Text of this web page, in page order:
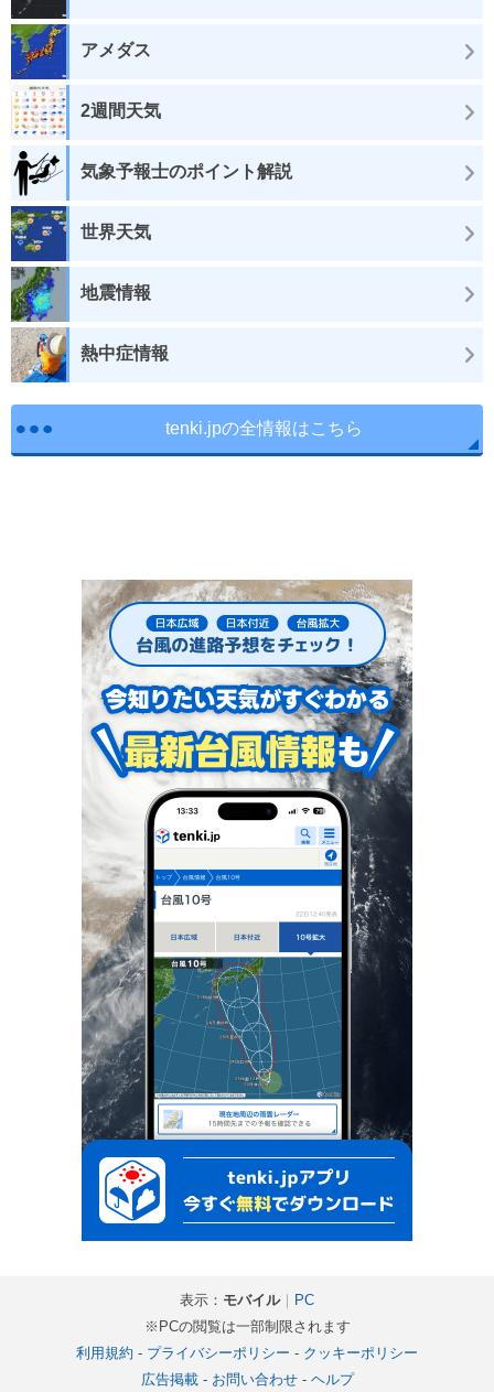
アメダス
2週間天気
気象予報士のポイント解説
世界天気
地震情報
熱中症情報
tenki.jpの全情報はこちら
表示： モバイル｜ PC
※PCの閲覧は一部制限されます
利用規約 - プライバシーポリシー - クッキーポリシー
広告掲載- お問い合わせ- ヘルプ